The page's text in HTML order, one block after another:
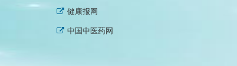
健康报网
中国中医药网